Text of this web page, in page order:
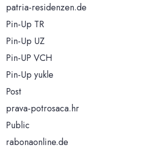
patria-residenzen.de
Pin-Up TR
Pin-Up UZ
Pin-UP VCH
Pin-Up yukle
Post
prava-potrosaca.hr
Public
rabonaonline.de